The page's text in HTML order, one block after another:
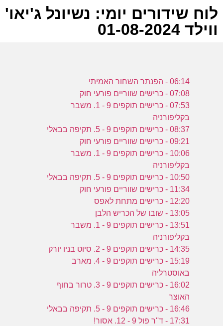
לוח שידורים יומי: נשיונל ג'יאו'
ווילד 01-08-2024
06:14 - הפנתר השחור האמיתי
07:08 - כרישים שווריים פורעי חוק
07:53 - כרישים תוקפים 9 - 1. משבר
בקליפורניה
08:37 - כרישים תוקפים 9 - 5. תקיפה בבאלי
09:21 - כרישים שווריים פורעי חוק
10:06 - כרישים תוקפים 9 - 1. משבר
בקליפורניה
10:50 - כרישים תוקפים 9 - 5. תקיפה בבאלי
11:34 - כרישים שווריים פורעי חוק
12:20 - כרישים מתחת לאפס
13:05 - שובו של הכריש הלבן
13:51 - כרישים תוקפים 9 - 1. משבר
בקליפורניה
14:35 - כרישים תוקפים 9 - 2. סיוט בניו יורק
15:19 - כרישים תוקפים 9 - 4. מארב
באוסטרליה
16:02 - כרישים תוקפים 9 - 3. טרור בחוף
האוצר
16:46 - כרישים תוקפים 9 - 5. תקיפה בבאלי
17:31 - ד''ר פול 9 - 12. אסור!